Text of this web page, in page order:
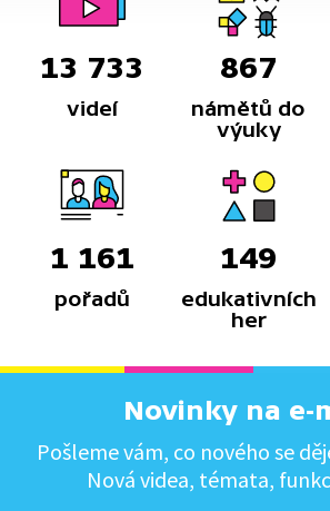
13 733
videí
867
námětů do
výuky
1 161
pořadů
149
edukativních
her
Novinky na e-
Pošleme vám, co nového se
Nová videa, témata,